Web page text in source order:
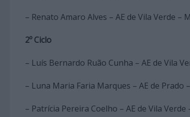
– Renato Amaro Alves – AE de Vila Verde –
2º Ciclo
– Luís Bernardo Ruão Cunha – AE de Vila
– Luna Maria Faria Marques – AE de Prado
– Patrícia Pereira Coelho – AE de Vila